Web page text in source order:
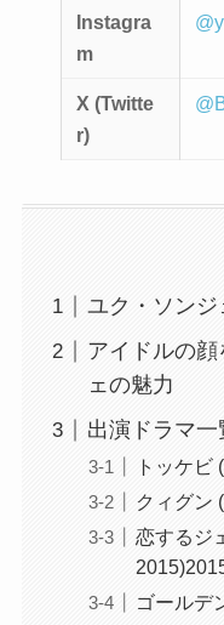
Instagra
m
X (Twitte
r)
ユク・ソン
アイドルの
ェの魅力
出演ドラマ一
トッケビ
クィグン
恋するジ
ゴールデ